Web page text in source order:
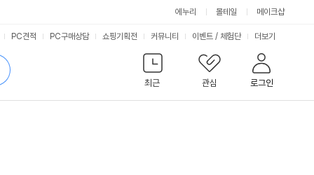
에누리 몰테일 메이크샵
최근
관심 로그인
PC견적 PC구매상담 쇼핑기획전 커뮤니티 이벤트 / 체험단 서
비
스
더보기